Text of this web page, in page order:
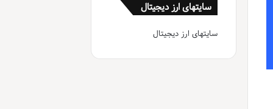
سایتهای ارز دیجیتال
سایتهای ارز دیجیتال